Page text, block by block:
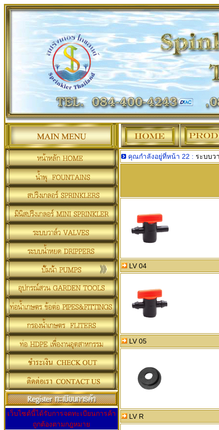
เว็บไซต์นี้ได้รับการจดทะเบียนการค้า
ถูกต้องตามกฎหมาย
คุณกำลังอยู่ที่หน้า 22 : ระบบว
LV 04
LV 05
LV R